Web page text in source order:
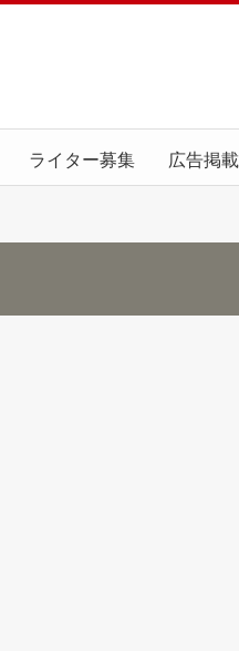
ライター募集 広告掲載